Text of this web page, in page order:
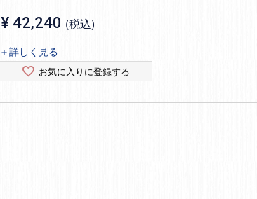
¥ 42,240 税込
＋詳しく見る
お気に入りに登録する